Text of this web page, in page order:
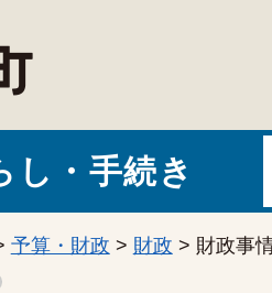
し・手続き
予算・財政 > 財政 > 財政事